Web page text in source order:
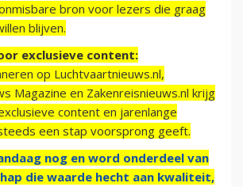
bron voor lezers die graag
blijven.
exclusieve content:
op Luchtvaartnieuws.nl,
Magazine en Zakenreisnieuws.nl krijg
content en jarenlange
een stap voorsprong geeft.
nog en word onderdeel van
die waarde hecht aan kwaliteit,